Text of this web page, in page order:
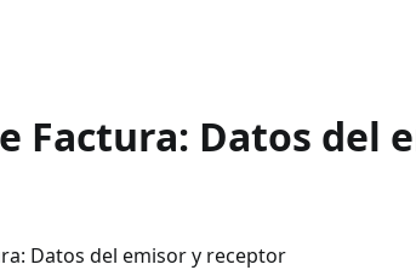
Factura: Datos del
Datos del emisor y receptor